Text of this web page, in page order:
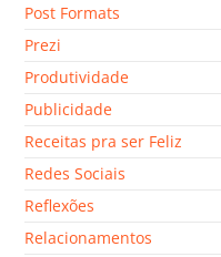
Post Formats
Prezi
Produtividade
Publicidade
Receitas pra ser Feliz
Redes Sociais
Reflexões
Relacionamentos